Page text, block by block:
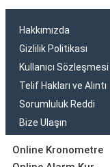
Hakkımızda
Gizlilik Politikası
Kullanıcı Sözleşmesi
Telif Hakları ve Alıntı
Sorumluluk Reddi
Bize Ulaşın
Online Kronometre